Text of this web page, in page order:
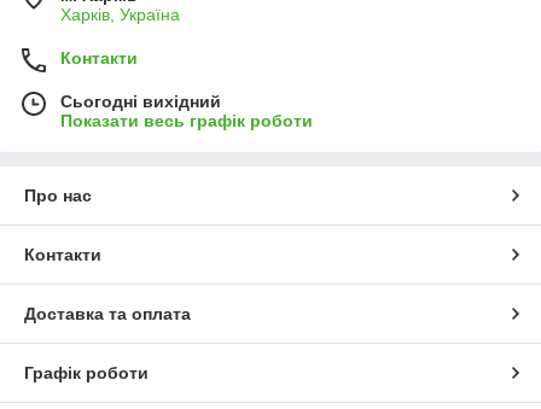
Харків, Україна
Контакти
Сьогодні вихідний
Показати весь графік роботи
Про нас
Контакти
Доставка та оплата
Графік роботи